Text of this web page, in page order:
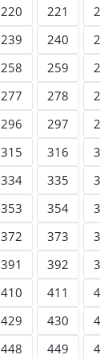
220 221
239 240
258 259
277 278
296 297
315 316
334 335
353 354
372 373
391 392
410 411
429 430
448 449